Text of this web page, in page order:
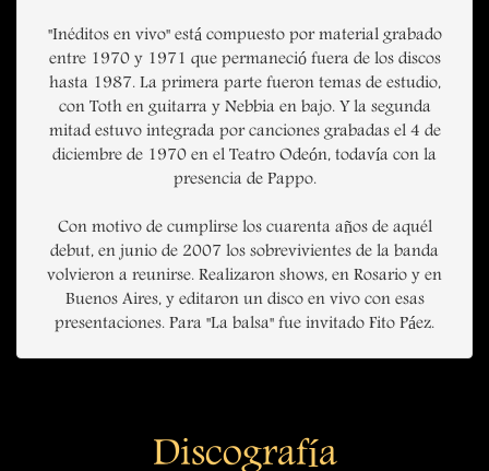
"Inéditos en vivo" está compuesto por material grabado
entre 1970 y 1971 que permaneció fuera de los discos
hasta 1987. La primera parte fueron temas de estudio,
con Toth en guitarra y Nebbia en bajo. Y la segunda
mitad estuvo integrada por canciones grabadas el 4 de
diciembre de 1970 en el Teatro Odeón, todavía con la
presencia de Pappo.
Con motivo de cumplirse los cuarenta años de aquél
debut, en junio de 2007 los sobrevivientes de la banda
volvieron a reunirse. Realizaron shows, en Rosario y en
Buenos Aires, y editaron un disco en vivo con esas
presentaciones. Para "La balsa" fue invitado Fito Páez.
Discografía